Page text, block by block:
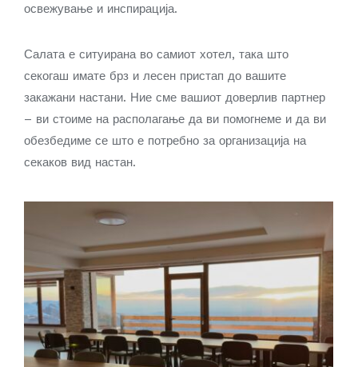
освежување и инспирација.
Салата е ситуирана во самиот хотел, така што
секогаш имате брз и лесен пристап до вашите
закажани настани. Ние сме вашиот доверлив партнер
– ви стоиме на располагање да ви помогнеме и да ви
обезбедиме се што е потребно за организација на
секаков вид настан.